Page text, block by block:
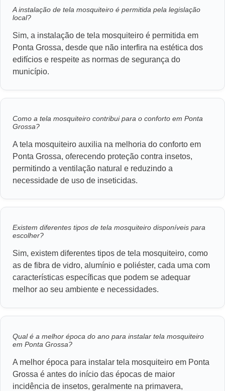
A instalação de tela mosquiteiro é permitida pela legislação
local?
Sim, a instalação de tela mosquiteiro é permitida em
Ponta Grossa, desde que não interfira na estética dos
edifícios e respeite as normas de segurança do
município.
Como a tela mosquiteiro contribui para o conforto em Ponta
Grossa?
A tela mosquiteiro auxilia na melhoria do conforto em
Ponta Grossa, oferecendo proteção contra insetos,
permitindo a ventilação natural e reduzindo a
necessidade de uso de inseticidas.
Existem diferentes tipos de tela mosquiteiro disponíveis para
escolher?
Sim, existem diferentes tipos de tela mosquiteiro, como
as de fibra de vidro, alumínio e poliéster, cada uma com
características específicas que podem se adequar
melhor ao seu ambiente e necessidades.
Qual é a melhor época do ano para instalar tela mosquiteiro
em Ponta Grossa?
A melhor época para instalar tela mosquiteiro em Ponta
Grossa é antes do início das épocas de maior
incidência de insetos, geralmente na primavera,